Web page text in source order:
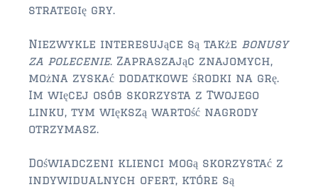
strategię gry.
Niezwykle interesujące są także bonusy
za polecenie. Zapraszając znajomych,
można zyskać dodatkowe środki na grę.
Im więcej osób skorzysta z Twojego
linku, tym większą wartość nagrody
otrzymasz.
Doświadczeni klienci mogą skorzystać z
indywidualnych ofert, które są